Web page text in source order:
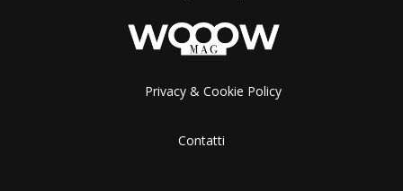
Privacy & Cookie Policy
Contatti